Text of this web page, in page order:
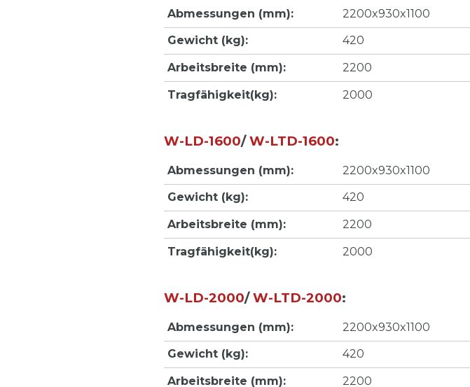
Abmessungen (mm):
2200x930x1100
Gewicht (kg):
420
Arbeitsbreite (mm): 2200
Tragfähigkeit(kg): 2000
W-LD-1600/W-LTD-1600:
Abmessungen (mm):
2200x930x1100
Gewicht (kg):
420
Arbeitsbreite (mm): 2200
Tragfähigkeit(kg): 2000
W-LD-2000/W-LTD-2000:
Abmessungen (mm):
2200x930x1100
Gewicht (kg):
420
Arbeitsbreite (mm): 2200